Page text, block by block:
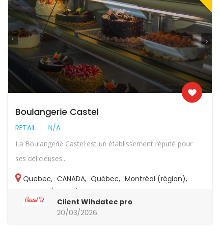
Boulangerie Castel
RETAIL N/A
La Boulangerie Castel est un établissement réputé pour
ses délicieuses...
Quebec, CANADA, Québec, Montréal (région),
Montréal (région)
Client Wihdatec pro
20/03/2026